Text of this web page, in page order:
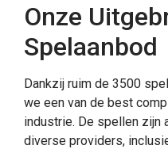
Onze
Spelaanbod
Dankzij ruim de 3500
we een van de best
industrie. De spellen zijn
diverse providers,